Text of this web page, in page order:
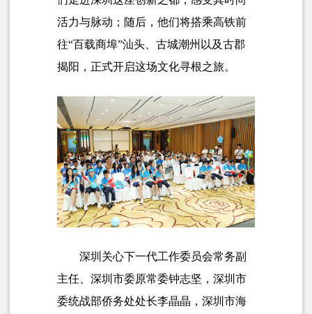
活力与脉动；随后，他们将搭乘高铁前
往“百载商埠”汕头、古城潮州以及古郡
揭阳，正式开启这场文化寻根之旅。
深圳关心下一代工作委员会常务副
主任、深圳市委原常委钟志坚，深圳市
委统战部侨务处处长李晶晶，深圳市海